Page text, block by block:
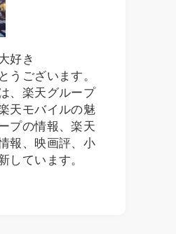
好き
うございます。
、楽天グループ
天モバイルの魅
プの情報、楽天
報、映画評、小
しています。